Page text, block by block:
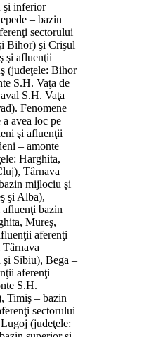
şi inferior
– bazin
sectorului
Bihor) şi Crişul
şi afluenţii
(judeţele: Bihor
S.H. Vaţa de
S.H. Vaţa
Fenomene
avea loc pe
şi afluenţii
– amonte
Harghita,
Târnava
mijlociu şi
şi Alba),
bazin
Mureş,
aferenţi
şi Sibiu), Bega –
aferenţi
S.H.
Timiş – bazin
sectorului
(judeţele: